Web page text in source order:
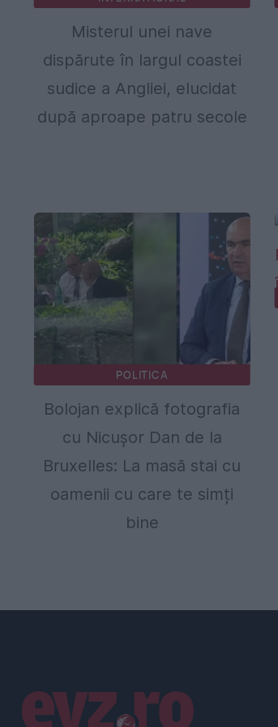
Misterul unei nave
dispărute în largul coastei
sudice a Angliei, elucidat
după aproape patru secole
POLITICA
Bolojan explică fotografia
cu Nicușor Dan de la
Bruxelles: La masă stai cu
oamenii cu care te simți
bine
Linkuri utile